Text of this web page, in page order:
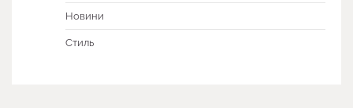
Новини
Стиль